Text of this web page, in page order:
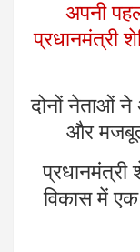
अपनी
प्रधानमंत्री
दोनों नेताओं ने
और मजबूत
प्रधानमंत्री
विकास में